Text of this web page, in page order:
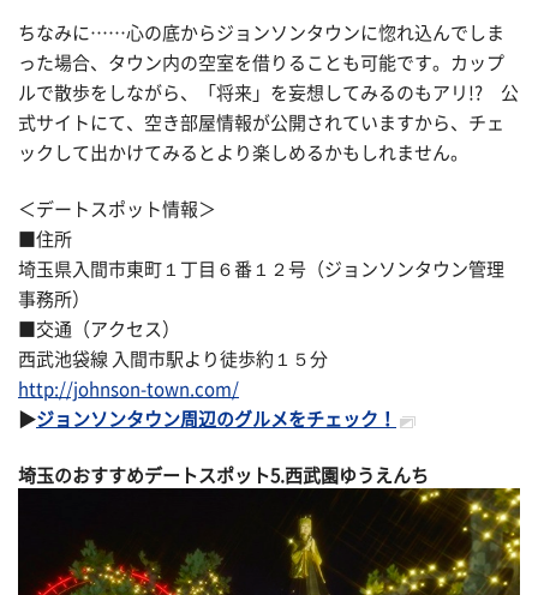
ちなみに……心の底からジョンソンタウンに惚れ込んでしま
った場合、タウン内の空室を借りることも可能です。カップ
ルで散歩をしながら、「将来」を妄想してみるのもアリ!? 公
式サイトにて、空き部屋情報が公開されていますから、チェ
ックして出かけてみるとより楽しめるかもしれません。
＜デートスポット情報＞
■住所
埼玉県入間市東町１丁目６番１２号（ジョンソンタウン管理
事務所）
■交通（アクセス）
西武池袋線 入間市駅より徒歩約１５分
http://johnson-town.com/
▶ジョンソンタウン周辺のグルメをチェック！
埼玉のおすすめデートスポット5.西武園ゆうえんち